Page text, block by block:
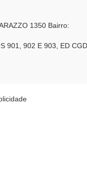
1350 Bairro:
901, 902 E 903, ED CGD